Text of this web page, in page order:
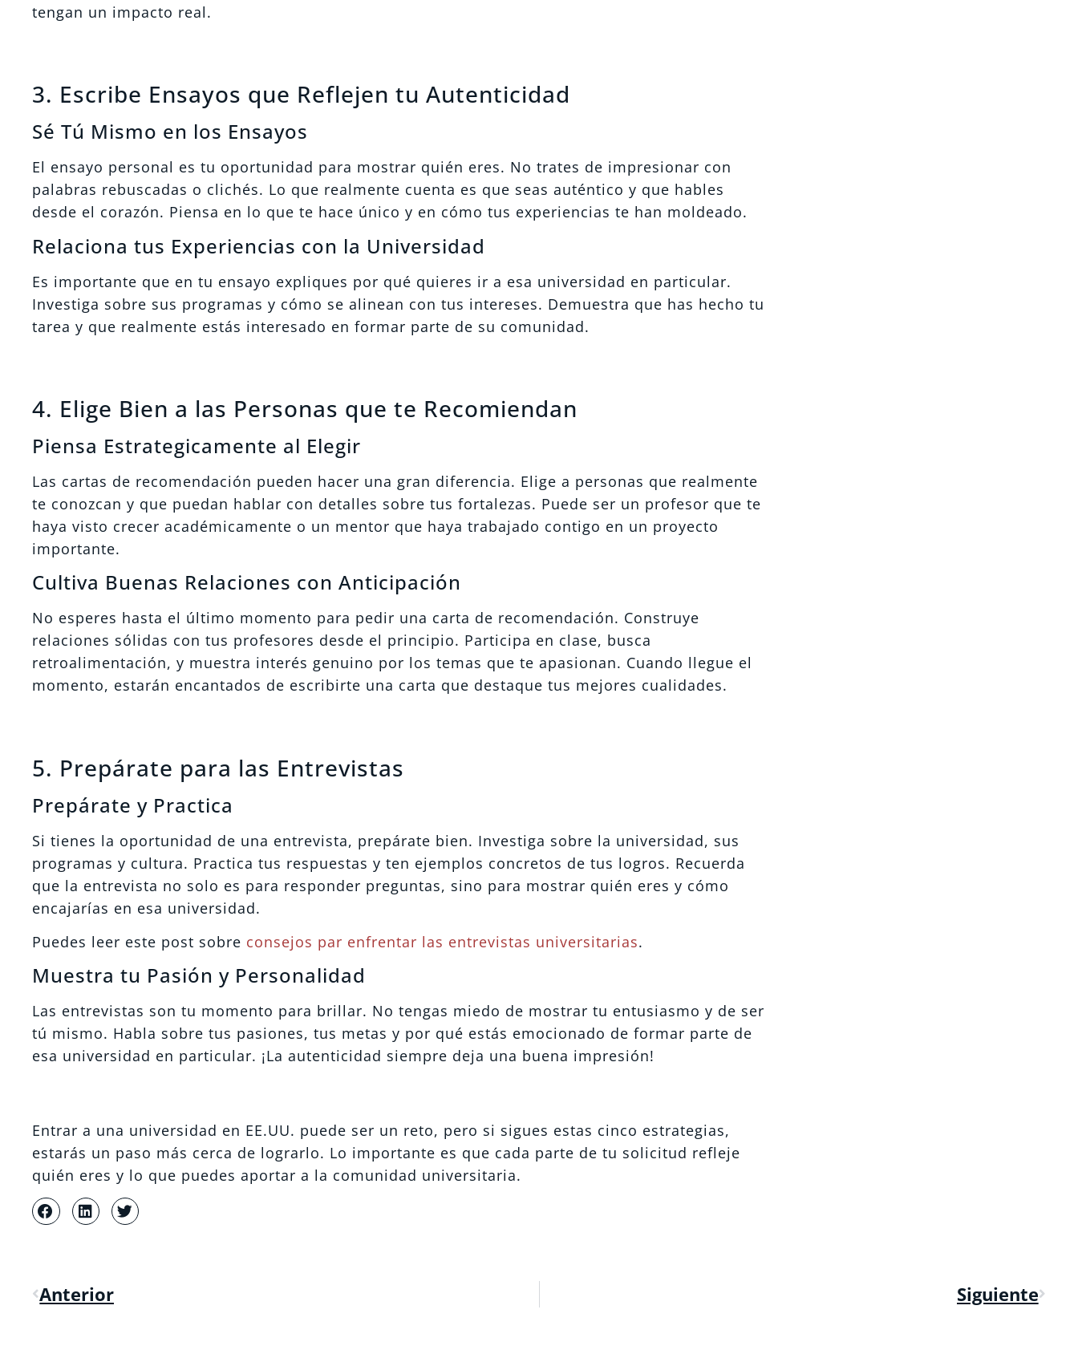
tengan un impacto real.
3. Escribe Ensayos que Reflejen tu Autenticidad
Sé Tú Mismo en los Ensayos
El ensayo personal es tu oportunidad para mostrar quién eres. No trates de impresionar con
palabras rebuscadas o clichés. Lo que realmente cuenta es que seas auténtico y que hables
desde el corazón. Piensa en lo que te hace único y en cómo tus experiencias te han moldeado.
Relaciona tus Experiencias con la Universidad
Es importante que en tu ensayo expliques por qué quieres ir a esa universidad en particular.
Investiga sobre sus programas y cómo se alinean con tus intereses. Demuestra que has hecho tu
tarea y que realmente estás interesado en formar parte de su comunidad.
4. Elige Bien a las Personas que te Recomiendan
Piensa Estrategicamente al Elegir
Las cartas de recomendación pueden hacer una gran diferencia. Elige a personas que realmente
te conozcan y que puedan hablar con detalles sobre tus fortalezas. Puede ser un profesor que te
haya visto crecer académicamente o un mentor que haya trabajado contigo en un proyecto
importante.
Cultiva Buenas Relaciones con Anticipación
No esperes hasta el último momento para pedir una carta de recomendación. Construye
relaciones sólidas con tus profesores desde el principio. Participa en clase, busca
retroalimentación, y muestra interés genuino por los temas que te apasionan. Cuando llegue el
momento, estarán encantados de escribirte una carta que destaque tus mejores cualidades.
5. Prepárate para las Entrevistas
Prepárate y Practica
Si tienes la oportunidad de una entrevista, prepárate bien. Investiga sobre la universidad, sus
programas y cultura. Practica tus respuestas y ten ejemplos concretos de tus logros. Recuerda
que la entrevista no solo es para responder preguntas, sino para mostrar quién eres y cómo
encajarías en esa universidad.
Puedes leer este post sobre consejos par enfrentar las entrevistas universitarias.
Muestra tu Pasión y Personalidad
Las entrevistas son tu momento para brillar. No tengas miedo de mostrar tu entusiasmo y de ser
tú mismo. Habla sobre tus pasiones, tus metas y por qué estás emocionado de formar parte de
esa universidad en particular. ¡La autenticidad siempre deja una buena impresión!
Entrar a una universidad en EE.UU. puede ser un reto, pero si sigues estas cinco estrategias,
estarás un paso más cerca de lograrlo. Lo importante es que cada parte de tu solicitud refleje
quién eres y lo que puedes aportar a la comunidad universitaria.
Anterior Siguiente